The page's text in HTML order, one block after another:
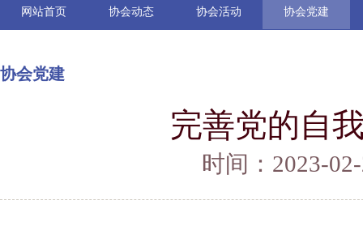
网站首页 协会动态 协会活动 协会党建
协会党建
完善党的自
时间：2023-